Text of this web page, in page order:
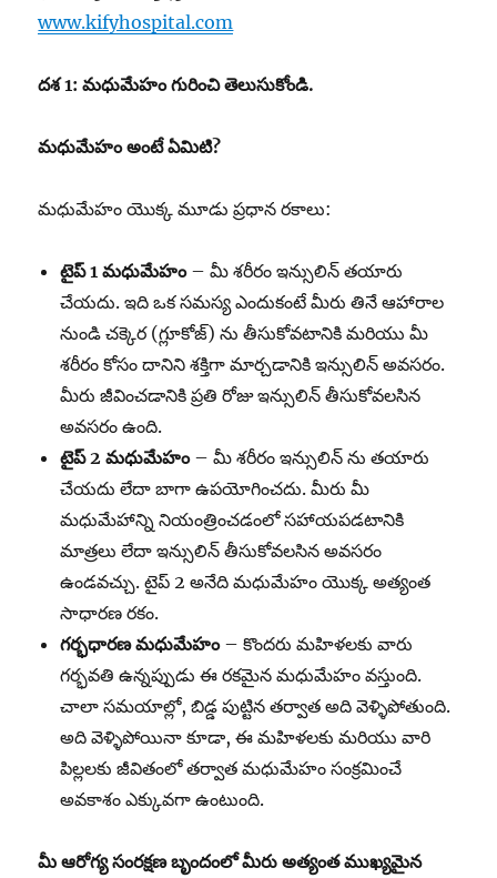
www.kifyhospital.com
దశ1:మధుమేహం గురించి తెలుసుకోండి.
మధుమేహం అంటే ఏమిటి?
మధుమేహం యొక్క మూడు ప్రధాన రకాలు:
టైప్1మధుమేహం– మీ శరీరం ఇన్సులిన్ తయారు
చేయదు. ఇది ఒక సమస్య ఎందుకంటే మీరు తినే ఆహారాల
నుండి చక్కెర (గ్లూకోజ్) ను తీసుకోవటానికి మరియు మీ
శరీరం కోసం దానిని శక్తిగా మార్చడానికి ఇన్సులిన్ అవసరం.
మీరు జీవించడానికి ప్రతి రోజు ఇన్సులిన్ తీసుకోవలసిన
అవసరం ఉంది.
టైప్2మధుమేహం– మీ శరీరం ఇన్సులిన్ ను తయారు
చేయదు లేదా బాగా ఉపయోగించదు. మీరు మీ
మధుమేహాన్ని నియంత్రించడంలో సహాయపడటానికి
మాత్రలు లేదా ఇన్సులిన్ తీసుకోవలసిన అవసరం
ఉండవచ్చు. టైప్ 2 అనేది మధుమేహం యొక్క అత్యంత
సాధారణ రకం.
గర్భధారణ మధుమేహం– కొందరు మహిళలకు వారు
గర్భవతి ఉన్నప్పుడు ఈ రకమైన మధుమేహం వస్తుంది.
చాలా సమయాల్లో, బిడ్డ పుట్టిన తర్వాత అది వెళ్ళిపోతుంది.
అది వెళ్ళిపోయినా కూడా, ఈ మహిళలకు మరియు వారి
పిల్లలకు జీవితంలో తర్వాత మధుమేహం సంక్రమించే
అవకాశం ఎక్కువగా ఉంటుంది.
మీ ఆరోగ్య సంరక్షణ బృందంలో మీరు అత్యంత ముఖ్యమైన